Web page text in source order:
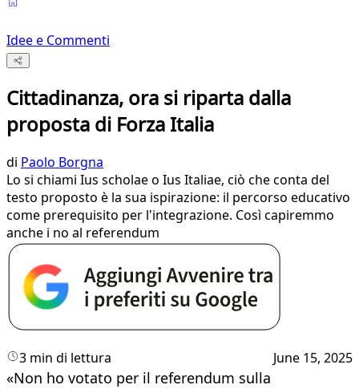
Idee e Commenti
Cittadinanza, ora si riparta dalla
proposta di Forza Italia
di Paolo Borgna
Lo si chiami Ius scholae o Ius Italiae, ciò che conta del
testo proposto è la sua ispirazione: il percorso educativo
come prerequisito per l'integrazione. Così capiremmo
anche i no al referendum
3 min di lettura June 15, 2025
«Non ho votato per il referendum sulla